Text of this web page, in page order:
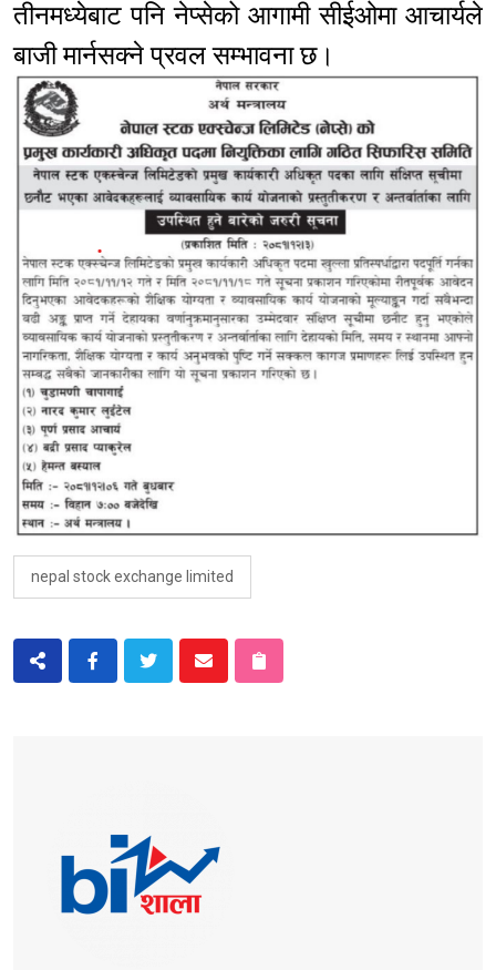
तीनमध्येबाट पनि नेप्सेको आगामी सीईओमा आचार्यले
बाजी मार्नसक्ने प्रवल सम्भावना छ।
nepal stock exchange limited